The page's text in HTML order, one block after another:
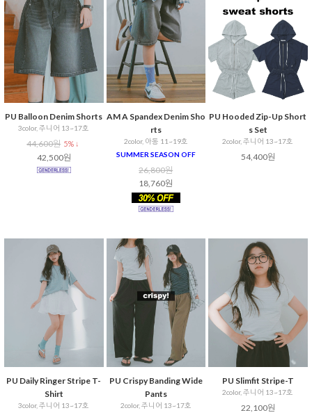
PU Balloon Denim Shorts
3color, 주니어 13~17호
44,600원 5% ↓
42,500원
AM A Spandex Denim Sho
rts
2color, 아동 11~19호
SUMMER SEASON OFF
26,800원
18,760원
PU Hooded Zip-Up Short
s Set
2color, 주니어 13~17호
54,400원
PU Daily Ringer Stripe T-
Shirt
3color, 주니어 13~17호
PU Crispy Banding Wide
Pants
2color, 주니어 13~17호
PU Slimfit Stripe-T
2color, 주니어 13~17호
22,100원